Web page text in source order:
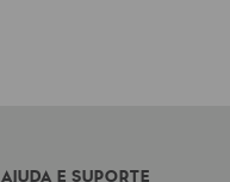
AJUDA E SUPORTE